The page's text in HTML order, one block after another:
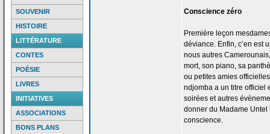
SOUVENIR
HISTOIRE
LITTÉRATURE
CONTES
POÉSIE
LIVRES
INITIATIVES
ASSOCIATIONS
BONS PLANS
Conscience zéro
Première leçon
déviance. Enfin, c’en est
nous autres
mort, son piano, sa
ou petites amies
ndjomba a un titre officiel
soirées et autres
donner du Madame
conscience.